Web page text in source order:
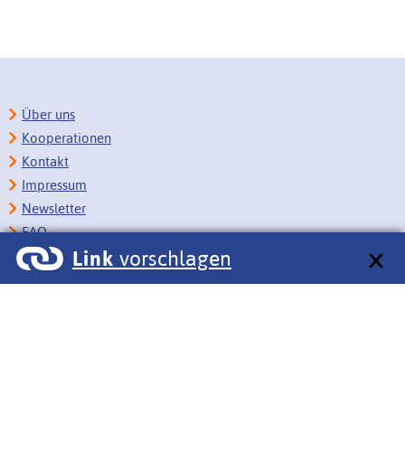
Link vorschlagen
Über uns
Kooperationen
Kontakt
Impressum
Newsletter
FAQ
Copyright